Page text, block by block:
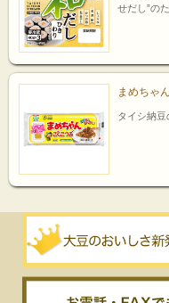
せだし”の
まめちゃ
タイシ納